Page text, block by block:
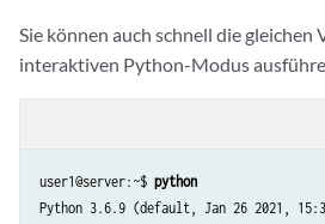
"Cannot
pprint (dev.facts)
Sie können auch schnell die gleichen
interaktiven Python-Modus
user1@server:~$ python
Python 3.6.9 (default, Jan 26 2021,